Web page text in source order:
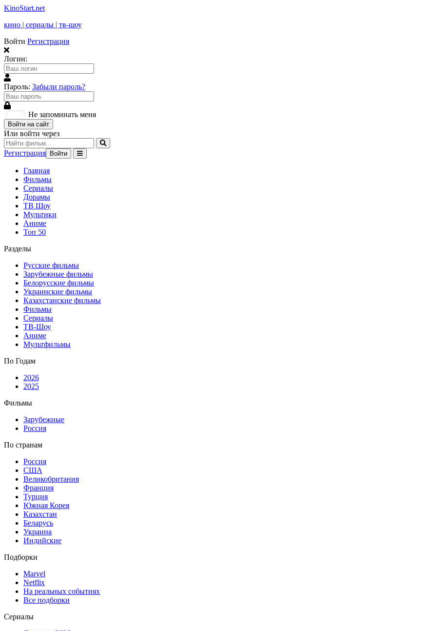
KinoStart.net
кино | сериалы | тв-шоу
Войти Регистрация
Логин:
Пароль: Забыли пароль?
Не запоминать меня
Войти на сайт
Или войти через
Регистрация Войти
Главная
Фильмы
Сериалы
Дорамы
ТВ Шоу
Мультики
Аниме
Топ 50
Разделы
Русские фильмы
Зарубежные фильмы
Белорусские фильмы
Украинские фильмы
Казахстанские фильмы
Фильмы
Сериалы
ТВ-Шоу
Аниме
Мультфильмы
По Годам
2026
2025
Фильмы
Зарубежные
Россия
По странам
Россия
США
Великобритания
Франция
Турция
Южная Корея
Казахстан
Беларусь
Украина
Индийские
Подборки
Marvel
Netflix
На реальных событиях
Все подборки
Сериалы